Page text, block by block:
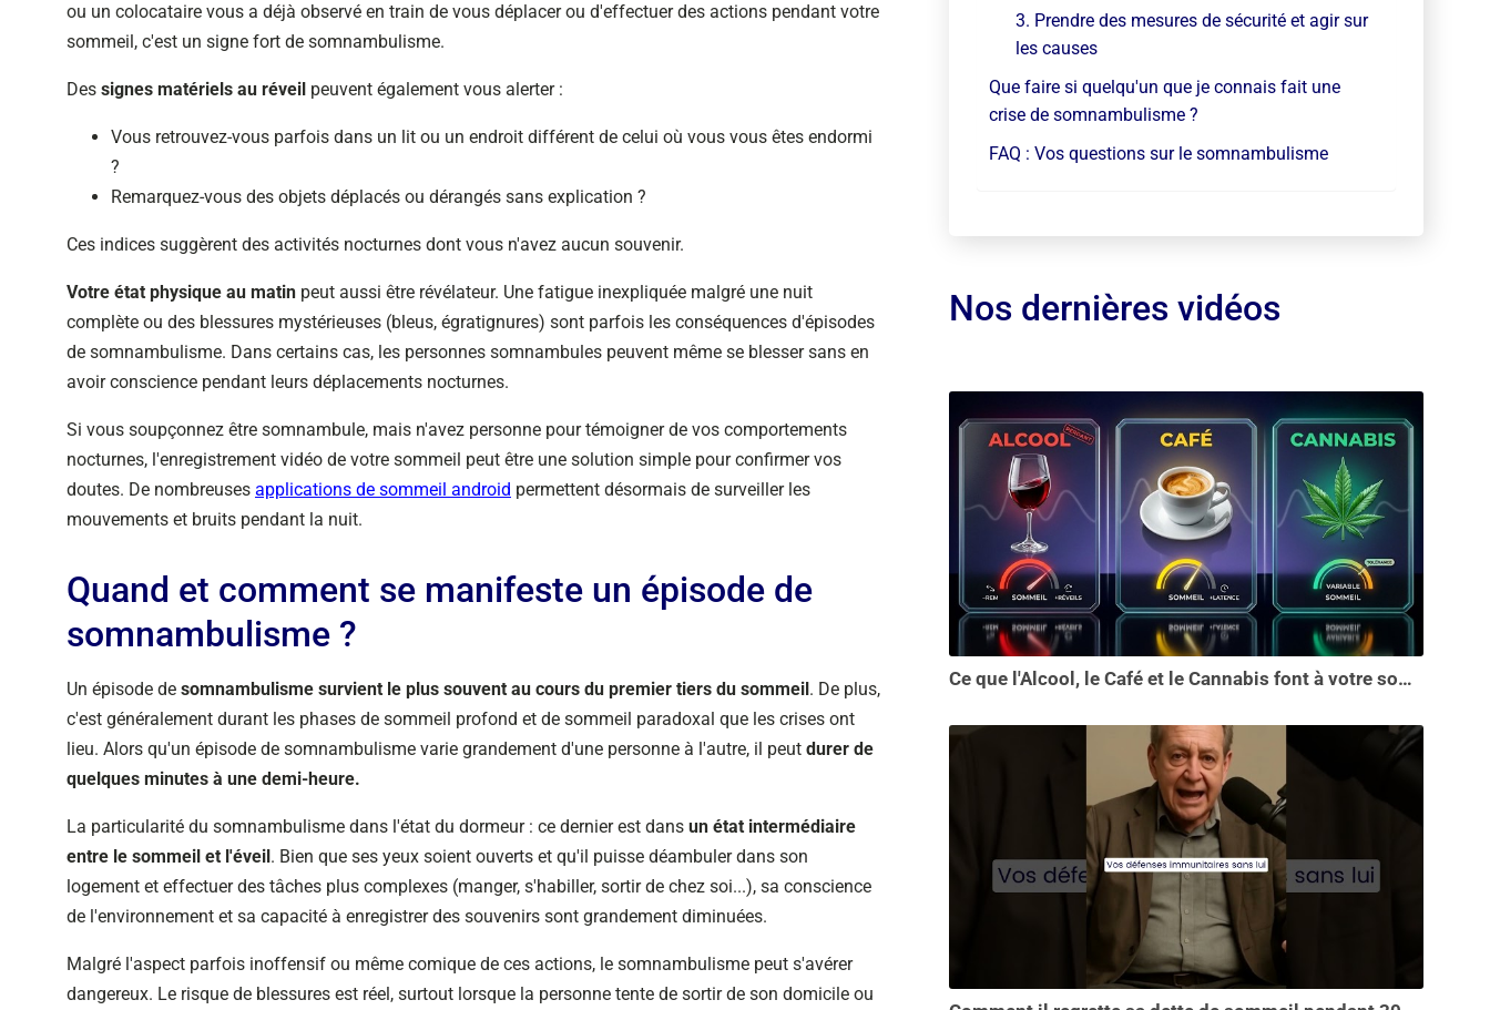
ou un colocataire vous a déjà observé en train de vous déplacer ou d'effectuer des actions pendant votre
sommeil, c'est un signe fort de somnambulisme.
Des signes matériels au réveil peuvent également vous alerter :
Vous retrouvez-vous parfois dans un lit ou un endroit différent de celui où vous vous êtes endormi
?
Remarquez-vous des objets déplacés ou dérangés sans explication ?
Ces indices suggèrent des activités nocturnes dont vous n'avez aucun souvenir.
Votre état physique au matin peut aussi être révélateur. Une fatigue inexpliquée malgré une nuit
complète ou des blessures mystérieuses (bleus, égratignures) sont parfois les conséquences d'épisodes
de somnambulisme. Dans certains cas, les personnes somnambules peuvent même se blesser sans en
avoir conscience pendant leurs déplacements nocturnes.
Si vous soupçonnez être somnambule, mais n'avez personne pour témoigner de vos comportements
nocturnes, l'enregistrement vidéo de votre sommeil peut être une solution simple pour confirmer vos
doutes. De nombreuses applications de sommeil android permettent désormais de surveiller les
mouvements et bruits pendant la nuit.
Quand et comment se manifeste un épisode de
somnambulisme ?
Un épisode de somnambulisme survient le plus souvent au cours du premier tiers du sommeil. De plus,
c'est généralement durant les phases de sommeil profond et de sommeil paradoxal que les crises ont
lieu. Alors qu'un épisode de somnambulisme varie grandement d'une personne à l'autre, il peut durer de
quelques minutes à une demi-heure.
La particularité du somnambulisme dans l'état du dormeur : ce dernier est dans un état intermédiaire
entre le sommeil et l'éveil. Bien que ses yeux soient ouverts et qu'il puisse déambuler dans son
logement et effectuer des tâches plus complexes (manger, s'habiller, sortir de chez soi...), sa conscience
de l'environnement et sa capacité à enregistrer des souvenirs sont grandement diminuées.
Malgré l'aspect parfois inoffensif ou même comique de ces actions, le somnambulisme peut s'avérer
dangereux. Le risque de blessures est réel, surtout lorsque la personne tente de sortir de son domicile ou
3. Prendre des mesures de sécurité et agir sur
les causes
Que faire si quelqu'un que je connais fait une
crise de somnambulisme ?
FAQ : Vos questions sur le somnambulisme
Nos dernières vidéos
Ce que l'Alcool, le Café et le Cannabis font à votre sommeil vous choquera